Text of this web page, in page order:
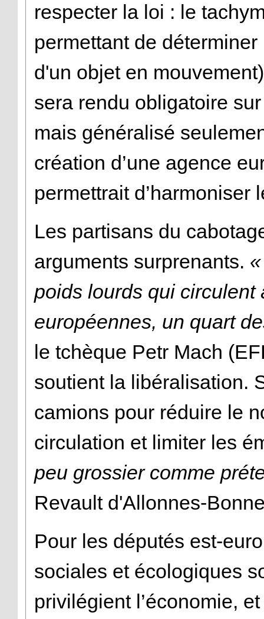
respecter la loi : le
permettant de
d'un objet en
sera rendu obligatoire
mais généralisé
création d’une agence
permettrait d’harmoniser
Les partisans du
arguments surprenants.
poids lourds qui circulent
européennes, un quart
le tchèque Petr Mach
soutient la libéralisation.
camions pour réduire le
circulation et limiter les
peu grossier comme
Revault d'Allonnes-
Pour les députés est-
sociales et écologiques
privilégient l’économie,